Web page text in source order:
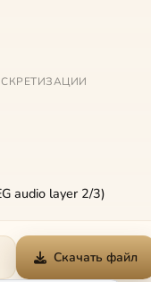
audio layer 2/3)
Скачать файл